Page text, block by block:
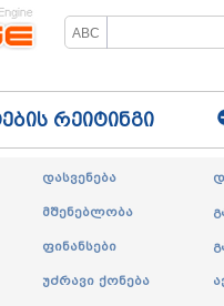
რეიტინგი
დასვენება
მშენებლობა
ფინანსები
უძრავი ქონება